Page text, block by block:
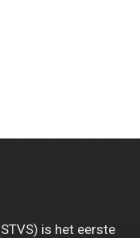
is het eerste